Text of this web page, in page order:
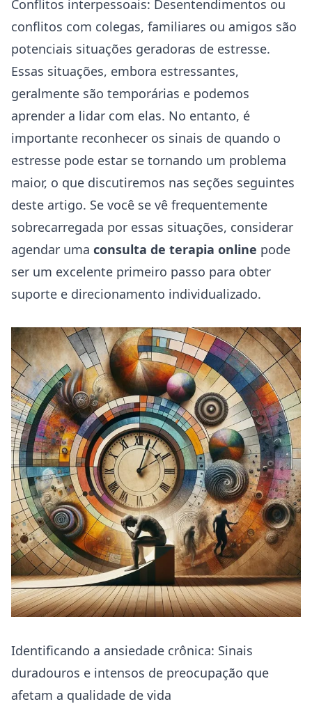
Conflitos interpessoais: Desentendimentos ou
conflitos com colegas, familiares ou amigos são
potenciais situações geradoras de estresse.
Essas situações, embora estressantes,
geralmente são temporárias e podemos
aprender a lidar com elas. No entanto, é
importante reconhecer os sinais de quando o
estresse pode estar se tornando um problema
maior, o que discutiremos nas seções seguintes
deste artigo. Se você se vê frequentemente
sobrecarregada por essas situações, considerar
agendar uma consulta de terapia online pode
ser um excelente primeiro passo para obter
suporte e direcionamento individualizado.
Identificando a ansiedade crônica: Sinais
duradouros e intensos de preocupação que
afetam a qualidade de vida